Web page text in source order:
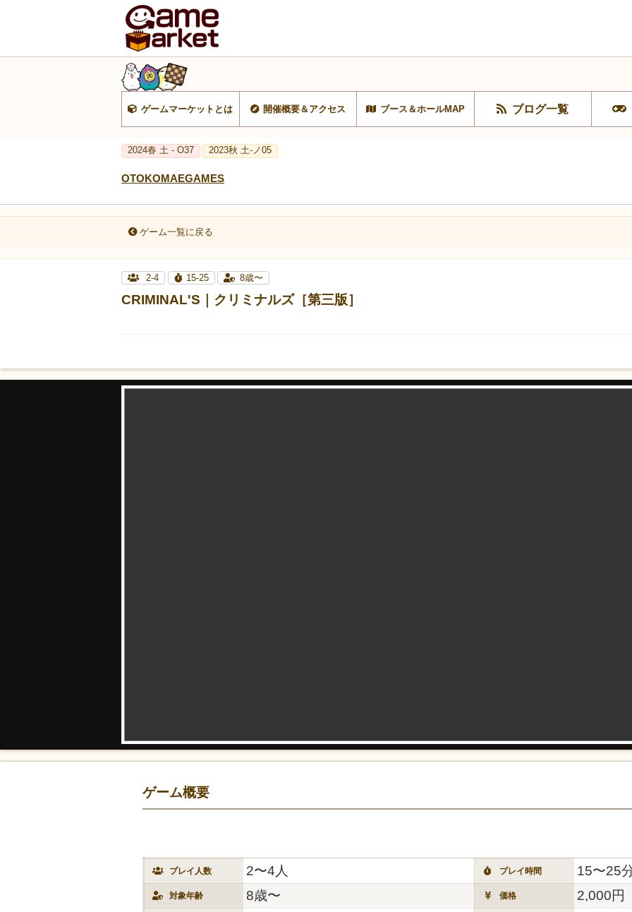
ゲームマーケットとは 開催概要＆アクセス ブース＆ホールMAP ブログ一覧
2024春 土 - O37 2023秋 土-ノ05
OTOKOMAEGAMES
ゲーム一覧に戻る
2-4 15-25 8歳〜
CRIMINAL'S｜クリミナルズ［第三版］
ゲーム概要
プレイ人数 2〜4人 プレイ時間 15〜25
対象年齢 8歳〜 価格 2,000円